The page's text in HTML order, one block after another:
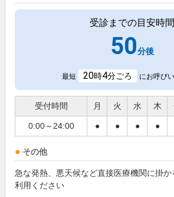
受診までの目安時間
50分後
最短 20時4分ごろ にお呼び
受付時間 月 火 水 木
0:00～24:00 ● ● ● ●
その他
急な発熱、悪天候など直接医療機関に掛
利用ください